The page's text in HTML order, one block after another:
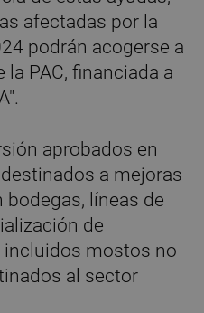
afectadas por la
podrán acogerse a
PAC, financiada a
aprobados en
a mejoras
líneas de
de
mostos no
al sector